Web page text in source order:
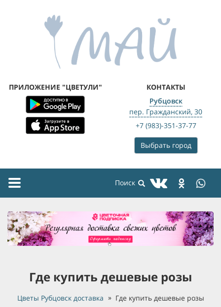
ПРИЛОЖЕНИЕ "ЦВЕТУЛИ"
КОНТАКТЫ
Рубцовск
пер. Гражданский, 30
+7 (983)-351-37-77
Выбрать город
Toggle
Где купить дешевые розы
Цветы Рубцовск доставка Где купить дешевые розы